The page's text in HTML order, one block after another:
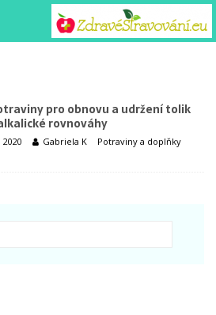
pro obnovu a udržení tolik
rovnováhy
Gabriela K Potraviny a doplňky